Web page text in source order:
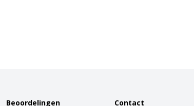
Beoordelingen Contact